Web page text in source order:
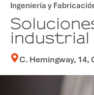
Ingeniería y
industrial
C. Hemingway, 14,